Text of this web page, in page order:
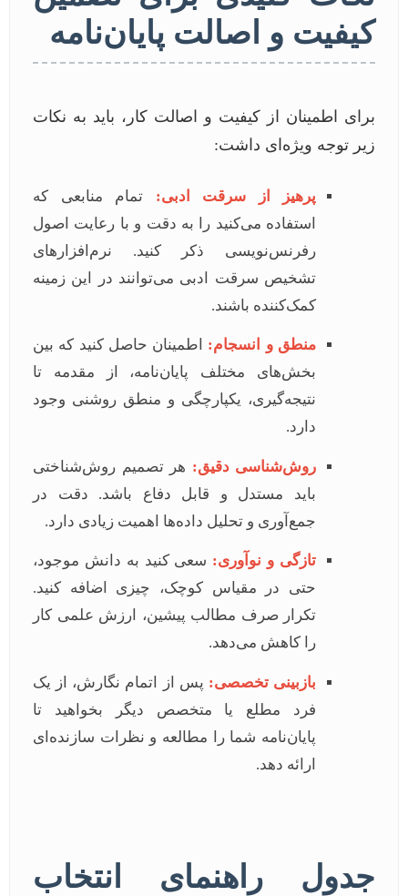
کیفیت و اصالت پایان‌نامه
برای اطمینان از کیفیت و اصالت کار، باید به نکات
زیر توجه ویژه‌ای داشت:
پرهیز از سرقت ادبی: تمام منابعی که
استفاده می‌کنید را به دقت و با رعایت اصول
رفرنس‌نویسی ذکر کنید. نرم‌افزارهای
تشخیص سرقت ادبی می‌توانند در این زمینه
کمک‌کننده باشند.
منطق و انسجام: اطمینان حاصل کنید که بین
بخش‌های مختلف پایان‌نامه، از مقدمه تا
نتیجه‌گیری، یکپارچگی و منطق روشنی وجود
دارد.
روش‌شناسی دقیق: هر تصمیم روش‌شناختی
باید مستدل و قابل دفاع باشد. دقت در
جمع‌آوری و تحلیل داده‌ها اهمیت زیادی دارد.
تازگی و نوآوری: سعی کنید به دانش موجود،
حتی در مقیاس کوچک، چیزی اضافه کنید.
تکرار صرف مطالب پیشین، ارزش علمی کار
را کاهش می‌دهد.
بازبینی تخصصی: پس از اتمام نگارش، از یک
فرد مطلع یا متخصص دیگر بخواهید تا
پایان‌نامه شما را مطالعه و نظرات سازنده‌ای
ارائه دهد.
جدول راهنمای انتخاب